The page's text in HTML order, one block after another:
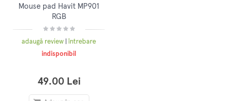
Mouse pad Havit MP901
RGB
adaugă review |întrebare
indisponibil
49.00 Lei